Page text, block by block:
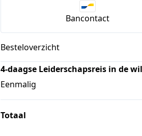
Bancontact
Besteloverzicht
4-daagse Leiderschapsreis in de
Eenmalig
Totaal